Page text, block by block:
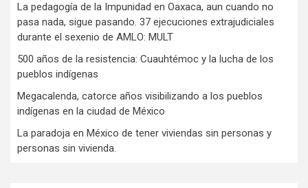
La pedagogía de la Impunidad en Oaxaca, aun cuando no
pasa nada, sigue pasando. 37 ejecuciones extrajudiciales
durante el sexenio de AMLO: MULT
500 años de la resistencia: Cuauhtémoc y la lucha de los
pueblos indígenas
Megacalenda, catorce años visibilizando a los pueblos
indígenas en la ciudad de México
La paradoja en México de tener viviendas sin personas y
personas sin vivienda.